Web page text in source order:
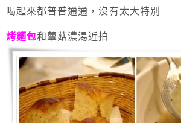
喝起來都普普通通，沒有太大特別
烤麵包和蕈菇濃湯近拍